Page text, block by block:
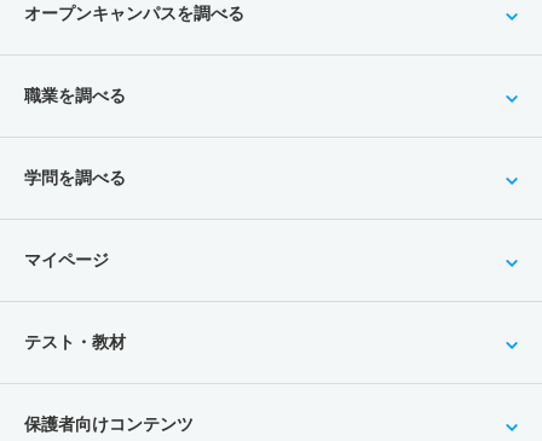
オープンキャンパスを調べる
職業を調べる
学問を調べる
マイページ
テスト・教材
保護者向けコンテンツ